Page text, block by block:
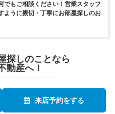
でもご相談ください！営業スタッフ
ように親切・丁寧にお部屋探しのお
探しのことなら
動産へ！
来店予約をする